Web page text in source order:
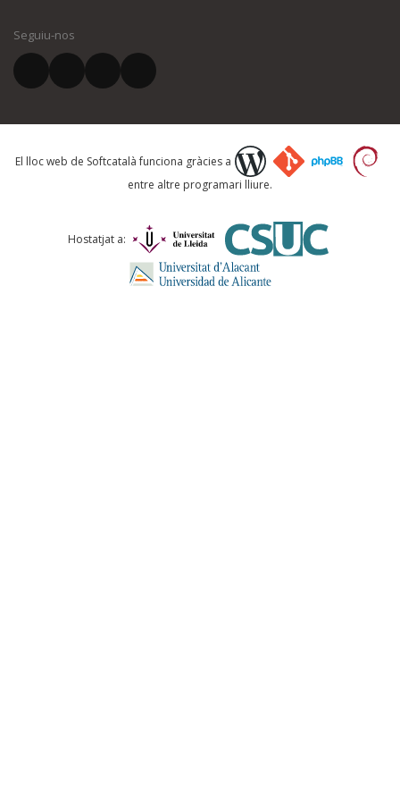
El vostre correu electrònic *
Què proposeu?
Comentari *
Seguiu-nos
El lloc web de Softcatalà funciona gràcies a
entre altre programari lliure.
Hostatjat a: